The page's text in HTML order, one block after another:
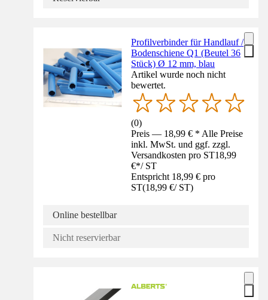
Profilverbinder für Handlauf /
Bodenschiene Q1 (Beutel 36
Stück) Ø 12 mm, blau
Artikel wurde noch nicht
bewertet.
(0)
Preis — 18,99 € * Alle Preise
inkl. MwSt. und ggf. zzgl.
Versandkosten pro ST18,99
€*/ ST
Entspricht 18,99 € pro
ST(18,99 €/ ST)
Online bestellbar
Nicht reservierbar